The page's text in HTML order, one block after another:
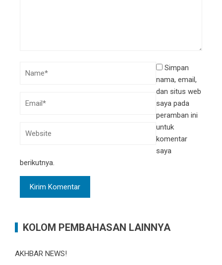
Simpan
nama, email,
dan situs web
saya pada
peramban ini
untuk
komentar
saya
berikutnya.
KOLOM PEMBAHASAN LAINNYA
AKHBAR NEWS!